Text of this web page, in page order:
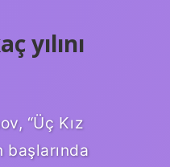
yılını
“Üç Kız
başlarında